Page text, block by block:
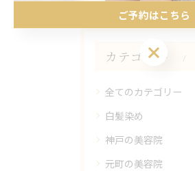
カテゴリー
全てのカテゴリー
白髪染め
神戸の美容院
元町の美容院
ご予約はこちら
ご予約はこちら